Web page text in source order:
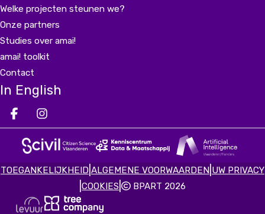
Welke projecten steunen we?
Onze partners
Studies over amai!
amai! toolkit
Contact
In English
Deel op facebook
Deel op Instagram
Deel op LinkedIn
TOEGANKELIJKHEID ALGEMENE VOORWAARDEN UW PRIVACY
|COOKIES | BPART 2026